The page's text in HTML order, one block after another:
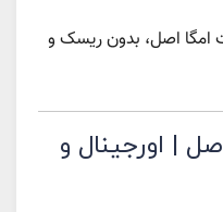
امگا اصل، بدون ریسک و
| اورجینال و